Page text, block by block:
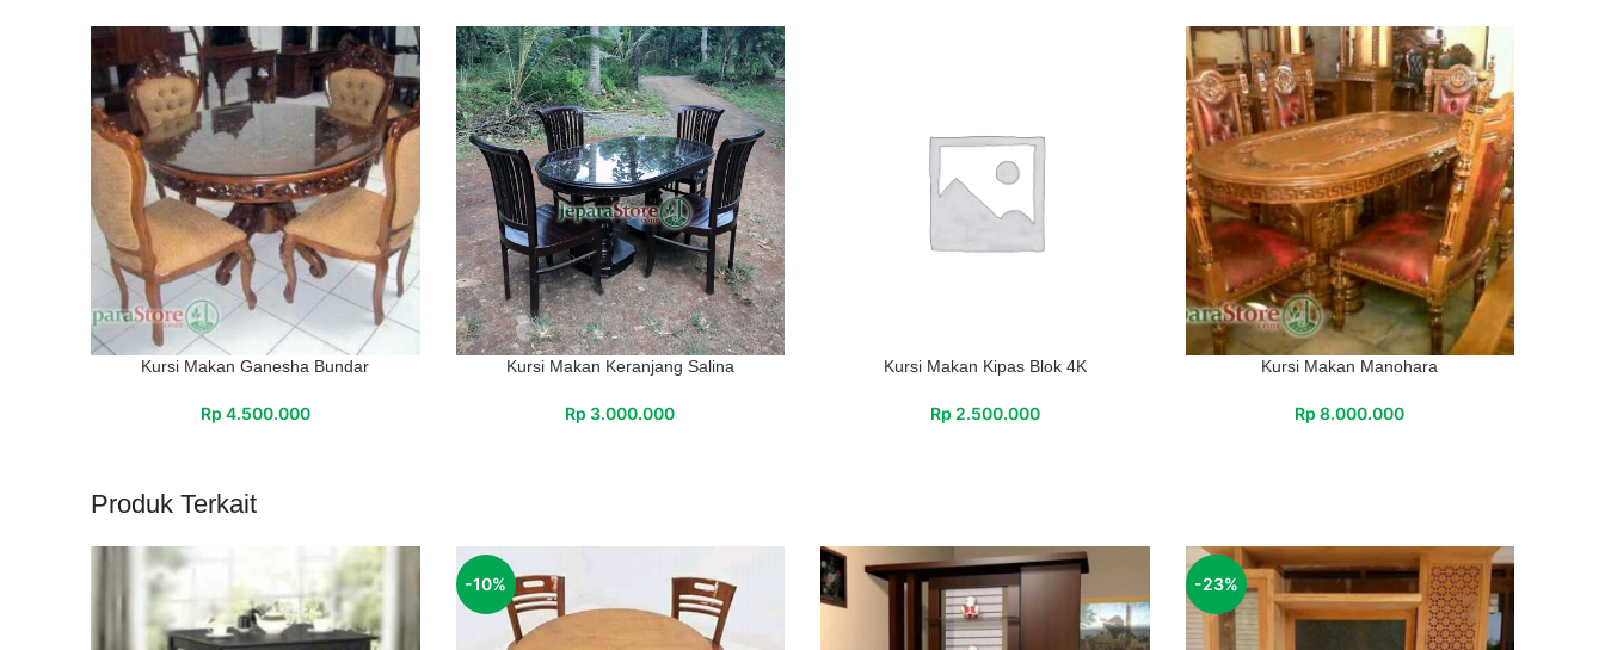
Kursi Makan Ganesha Bundar
Rp 4.500.000
Kursi Makan Keranjang Salina
Rp 3.000.000
Kursi Makan Kipas Blok 4K
Rp 2.500.000
Kursi Makan Manohara
Rp 8.000.000
Produk Terkait
-10% -23%